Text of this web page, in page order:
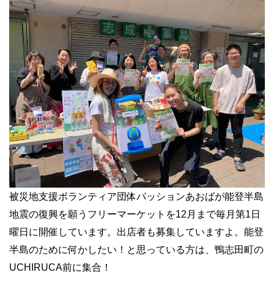
被災地支援ボランティア団体パッションあおばが能登半島
地震の復興を願うフリーマーケットを12月まで毎月第1日
曜日に開催しています。出店者も募集していますよ。能登
半島のために何かしたい！と思っている方は、鴨志田町の
UCHIRUCA前に集合！